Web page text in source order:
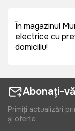
În magazinul
electrice cu
domiciliu!
Abonați-
Primiți actualizări
și oferte